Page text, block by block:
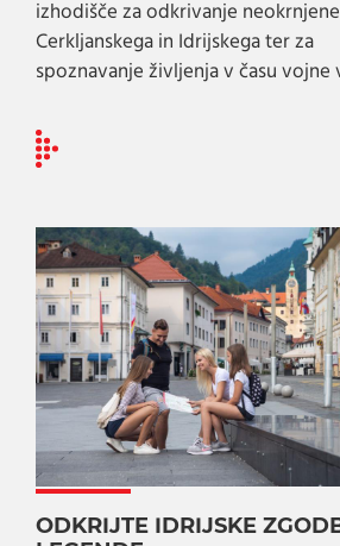
izhodišče za odkrivanje
Cerkljanskega in Idrijskega ter za
spoznavanje življenja v času vojne
ODKRIJTE IDRIJSKE